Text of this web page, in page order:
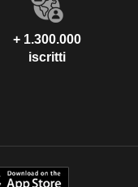
+ 1.300.000
iscritti